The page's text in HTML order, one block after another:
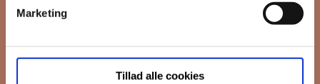
Marketing
Tillad alle cookies
Interesseret i